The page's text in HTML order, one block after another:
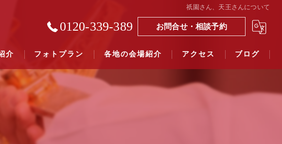
祇園さん、天王さんについて
0120-339-389 お問合せ・相談予約
介
東京都下の神社一覧（４０社寺）｜三々九度東京
関東六県の神社一覧（７５社）県別表示｜三々九度東京
フォトプラン 各地の会場紹介 アクセス ブログ